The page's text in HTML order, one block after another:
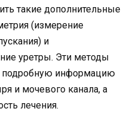
такие дополнительные
(измерение
и
уретры. Эти методы
подробную информацию
и мочевого канала, а
лечения.